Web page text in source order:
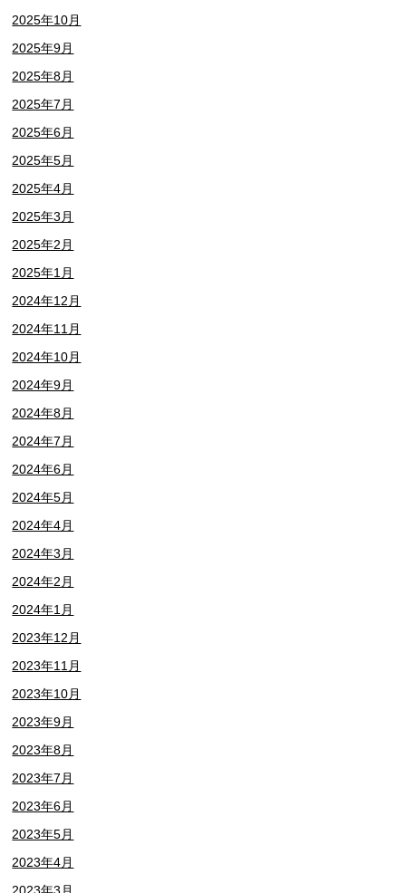
2025年10月
2025年9月
2025年8月
2025年7月
2025年6月
2025年5月
2025年4月
2025年3月
2025年2月
2025年1月
2024年12月
2024年11月
2024年10月
2024年9月
2024年8月
2024年7月
2024年6月
2024年5月
2024年4月
2024年3月
2024年2月
2024年1月
2023年12月
2023年11月
2023年10月
2023年9月
2023年8月
2023年7月
2023年6月
2023年5月
2023年4月
2023年3月